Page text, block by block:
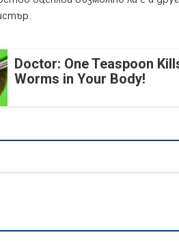
Doctor: One Teaspoon
Worms in Your Body!